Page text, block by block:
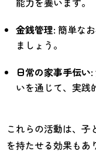
金銭管理: 簡単な
ましょう。
日常の家事手伝い:
いを通じて、実践
これらの活動は、
を持たせる効果もあ